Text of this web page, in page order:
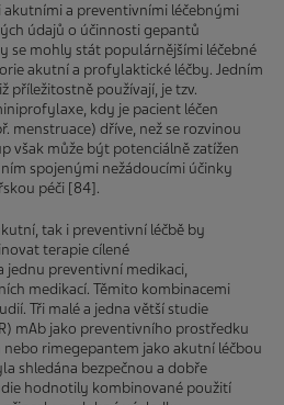
a preventivními léčebnými
údajů o účinnosti gepantů
se mohly stát populárnějšími léčebné
akutní a profylaktické léčby. Jedním
příležitostně používají, je tzv.
kdy je pacient léčen
menstruace) dříve, než se rozvinou
však může být potenciálně zatížen
spojenými nežádoucími účinky
péči [84].
tak i preventivní léčbě by
terapie cílené
jednu preventivní medikaci,
medikací. Těmito kombinacemi
Tři malé a jedna větší studie
mAb jako preventivního prostředku
rimegepantem jako akutní léčbou
shledána bezpečnou a dobře
hodnotily kombinované použití